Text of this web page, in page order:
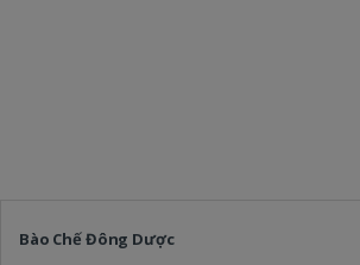
Bào Chế Đông Dược